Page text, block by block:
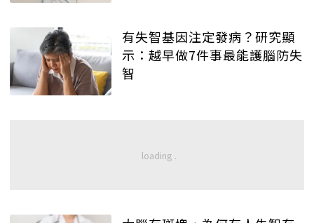
有失智基因注定發病？研究顯
示：越早做7件事最能護腦防失
智